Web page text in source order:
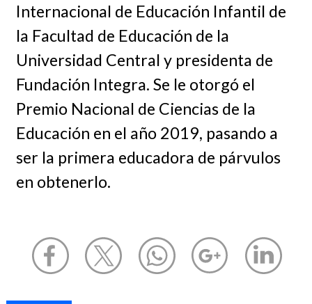
Internacional de Educación Infantil de
la Facultad de Educación de la
Universidad Central y presidenta de
Fundación Integra. Se le otorgó el
Premio Nacional de Ciencias de la
Educación en el año 2019, pasando a
ser la primera educadora de párvulos
en obtenerlo.